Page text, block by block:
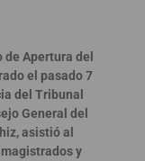
de Apertura del
el pasado 7
del Tribunal
General del
asistió al
y